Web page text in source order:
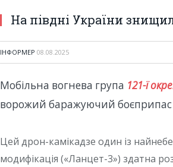
На півдні України
ІНФОРМЕР 08.08.2025
Мобільна вогнева група 121-ї
ворожий баражуючий боєприпас
Цей дрон-камікадзе один із
модифікація («Ланцет-3») здатна